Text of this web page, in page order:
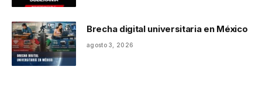
Brecha digital universitaria en México
agosto 3, 2026